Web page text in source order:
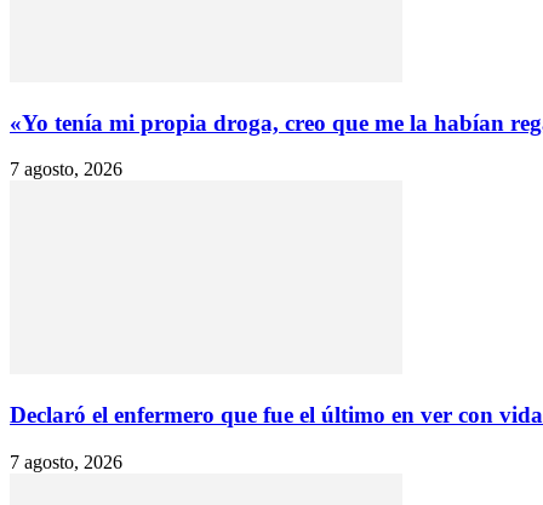
«Yo tenía mi propia droga, creo que me la habían
7 agosto, 2026
Declaró el enfermero que fue el último en ver con
7 agosto, 2026